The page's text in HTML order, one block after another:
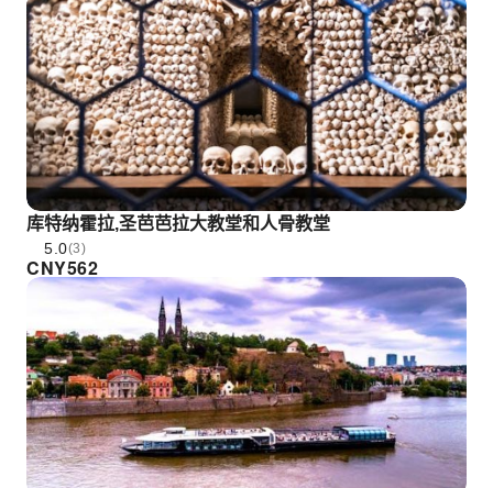
库特纳霍拉,圣芭芭拉大教堂和人骨教堂
5.0(3)
CNY562